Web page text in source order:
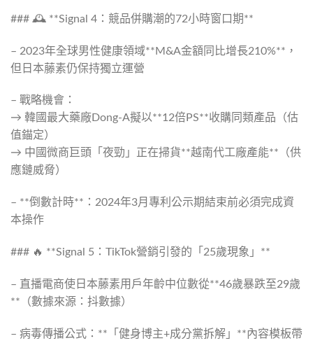
### 🕰️ **Signal 4：競品併購潮的72小時窗口期**
– 2023年全球男性健康領域**M&A金額同比增長210%**，
但日本藤素仍保持獨立運營
– 戰略機會：
→ 韓國最大藥廠Dong-A擬以**12倍PS**收購同類產品（估
值錨定）
→ 中國微商巨頭「夜勁」正在掃貨**越南代工廠產能**（供
應鏈威脅）
– **倒數計時**：2024年3月專利公示期結束前必須完成資
本操作
### 🔥 **Signal 5：TikTok營銷引發的「25歲現象」**
– 直播電商使日本藤素用戶年齡中位數從**46歲暴跌至29歲
**（數據來源：抖數據）
– 病毒傳播公式：**「健身博主+成分黨拆解」**內容模板帶